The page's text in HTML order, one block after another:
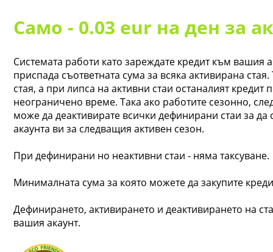
Само - 0.03 eur на ден за
Системата работи като зареждате кредит към вашия
приспада съответната сума за всяка активирана
стая, а при липса на активни стаи останалият кредит
неограничено време. Така ако работите сезонно,
може да деактивирате всички дефинирани стаи за да
акаунта ви за следващия активен сезон.
При дефинирани но неактивни стаи - няма таксуване.
Минималната сума за която можете да закупите
Дефинирането, активирането и деактивирането на
вашия акаунт.